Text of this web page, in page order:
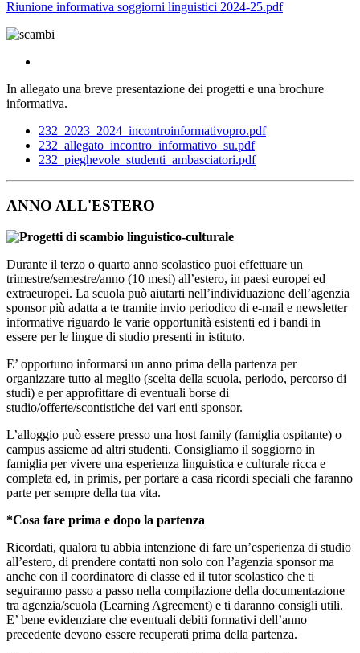
Riunione informativa soggiorni linguistici 2024-25.pdf
In allegato una breve presentazione dei progetti e una brochure
informativa.
232_2023_2024_incontroinformativopro.pdf
232_allegato_incontro_informativo_su.pdf
232_pieghevole_studenti_ambasciatori.pdf
ANNO ALL'ESTERO
Durante il terzo o quarto anno scolastico puoi effettuare un
trimestre/semestre/anno (10 mesi) all’estero, in paesi europei ed
extraeuropei. La scuola può aiutarti nell’individuazione dell’agenzia
sponsor più adatta a te tramite invio periodico di e-mail e newsletter
informative riguardo le varie opportunità esistenti ed i bandi in
essere per le lingue di studio presenti in istituto.
E’ opportuno informarsi un anno prima della partenza per
organizzare tutto al meglio (scelta della scuola, periodo, percorso di
studi) e per approfittare di eventuali borse di
studio/offerte/scontistiche dei vari enti sponsor.
L’alloggio può essere presso una host family (famiglia ospitante) o
campus assieme ad altri studenti. Consigliamo il soggiorno in
famiglia per vivere una esperienza linguistica e culturale ricca e
completa ed, in primis, per portare a casa ricordi speciali che faranno
parte per sempre della tua vita.
*Cosa fare prima e dopo la partenza
Ricordati, qualora tu abbia intenzione di fare un’esperienza di studio
all’estero, di prendere contatti non solo con l’agenzia sponsor ma
anche con il coordinatore di classe ed il tutor scolastico che ti
seguiranno passo a passo nella compilazione della documentazione
tra agenzia/scuola (Learning Agreement) e ti daranno consigli utili.
E’ bene evidenziare che eventuali debiti formativi dell’anno
precedente devono essere recuperati prima della partenza.